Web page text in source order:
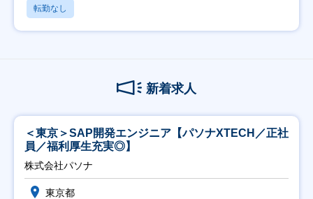
転勤なし
新着求人
＜東京＞SAP開発エンジニア【パソナXTECH／正社
員／福利厚生充実◎】
株式会社パソナ
東京都